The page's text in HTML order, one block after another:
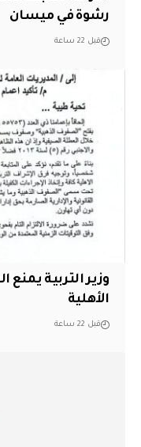
رشوة في ميسان
قبل 22 ساعة
وزير التربية
الأهلية
قبل 22 ساعة